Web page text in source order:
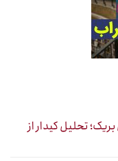
تحلیل کیدار از